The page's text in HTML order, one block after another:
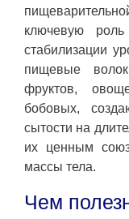
ключевую
стабилизации
пищевые
фруктов,
бобовых,
сытости на
их ценным
массы тела.
Чем